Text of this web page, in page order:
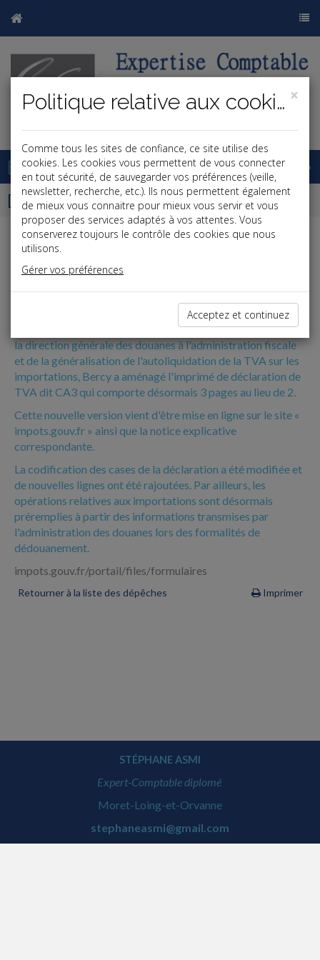
Base documentaire
Dépêches
j a b
Date: 2022-02-24
NOUVELLE VERSION DE LA DÉCLARATION DE TVA
Du fait de transferts de compétences relatives à la TVA de
la direction générale des douanes à l'administration fiscale
et de la généralisation de l'autoliquidation de la TVA sur les
importations, Bercy a aménagé l'imprimé de déclaration de
TVA dit CA3 qui comporte désormais 3 pages au lieu de 2.
Cette nouvelle version vient d'être mise en ligne sur le site «
impots.gouv.fr » ainsi que la notice explicative
correspondante.
La codification des cases de la déclaration a été modifiée et
de nouvelles lignes ont été rajoutées. Par ailleurs, les
opérations relatives aux importations sont désormais
préremplies à partir des informations transmises par
l'administration des douanes lors des formalités de
dédouanement.
impots.gouv.fr/portail/files/formulaires
Retourner à la liste des dépêches Imprimer
STÉPHANE ASMI
Expert-Comptable diplomé
Moret-Loing-et-Orvanne
stephaneasmi@gmail.com
×
Politique relative aux cookies
Comme tous les sites de confiance, ce site utilise des
cookies. Les cookies vous permettent de vous connecter
en tout sécurité, de sauvegarder vos préférences (veille,
newsletter, recherche, etc.). Ils nous permettent également
de mieux vous connaitre pour mieux vous servir et vous
proposer des services adaptés à vos attentes. Vous
conserverez toujours le contrôle des cookies que nous
utilisons.
Gérer vos préférences
Acceptez et continuez